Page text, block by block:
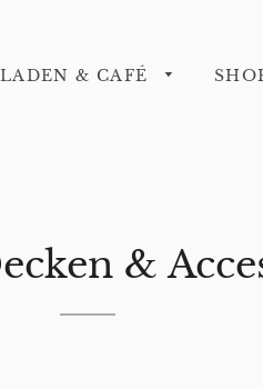
LADEN & CAFÉ
&